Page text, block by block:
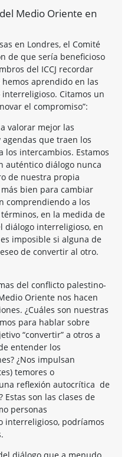
Medio Oriente en
en Londres, el Comité
de que sería beneficioso
del ICCJ recordar
aprendido en las
Citamos un
el compromiso”:
valorar mejor las
que traen los
los intercambios. Estamos
auténtico diálogo nunca
de nuestra propia
bien para cambiar
comprendiendo a los
en la medida de
diálogo interreligioso, en
imposible si alguna de
de convertir al otro.
del conflicto palestino-
Oriente nos hacen
¿Cuáles son nuestras
para hablar sobre
“convertir” a otros a
entender los
¿Nos impulsan
temores o
reflexión autocrítica de
son las clases de
personas
interreligioso, podríamos